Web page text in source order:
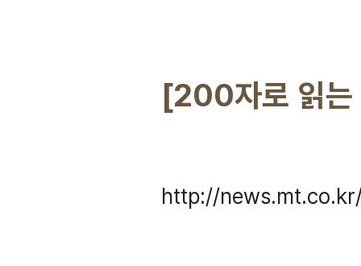
[200자로 읽는
http://